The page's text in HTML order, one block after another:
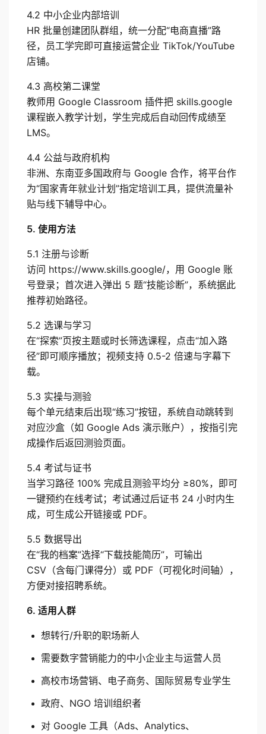
4.2 中小企业内部培训
HR 批量创建团队群组，统一分配“电商直播”路
径，员工学完即可直接运营企业 TikTok/YouTube
店铺。
4.3 高校第二课堂
教师用 Google Classroom 插件把 skills.google
课程嵌入教学计划，学生完成后自动回传成绩至
LMS。
4.4 公益与政府机构
非洲、东南亚多国政府与 Google 合作，将平台作
为“国家青年就业计划”指定培训工具，提供流量补
贴与线下辅导中心。
5. 使用方法
5.1 注册与诊断
访问 https://www.skills.google/，用 Google 账
号登录；首次进入弹出 5 题“技能诊断”，系统据此
推荐初始路径。
5.2 选课与学习
在“探索”页按主题或时长筛选课程，点击“加入路
径”即可顺序播放；视频支持 0.5-2 倍速与字幕下
载。
5.3 实操与测验
每个单元结束后出现“练习”按钮，系统自动跳转到
对应沙盒（如 Google Ads 演示账户），按指引完
成操作后返回测验页面。
5.4 考试与证书
当学习路径 100% 完成且测验平均分 ≥80%，即可
一键预约在线考试；考试通过后证书 24 小时内生
成，可生成公开链接或 PDF。
5.5 数据导出
在“我的档案”选择“下载技能简历”，可输出
CSV（含每门课得分）或 PDF（可视化时间轴），
方便对接招聘系统。
6. 适用人群
想转行/升职的职场新人
需要数字营销能力的中小企业主与运营人员
高校市场营销、电子商务、国际贸易专业学生
政府、NGO 培训组织者
对 Google 工具（Ads、Analytics、